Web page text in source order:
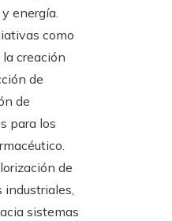
energía.
como
creación
de
de
para los
de
industriales,
sistemas